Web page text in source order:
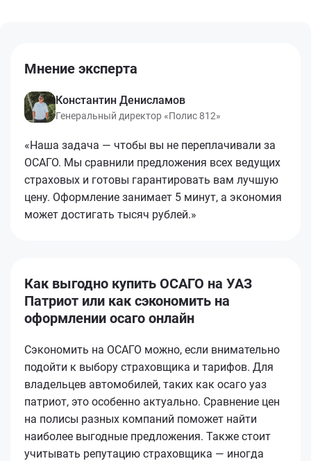
Мнение эксперта
Константин Денисламов
Генеральный директор «Полис 812»
«Наша задача — чтобы вы не переплачивали за
ОСАГО. Мы сравнили предложения всех ведущих
страховых и готовы гарантировать вам лучшую
цену. Оформление занимает 5 минут, а экономия
может достигать тысяч рублей.»
Как выгодно купить ОСАГО на УАЗ
Патриот или как сэкономить на
оформлении осаго онлайн
Сэкономить на ОСАГО можно, если внимательно
подойти к выбору страховщика и тарифов. Для
владельцев автомобилей, таких как осаго уаз
патриот, это особенно актуально. Сравнение цен
на полисы разных компаний поможет найти
наиболее выгодные предложения. Также стоит
учитывать репутацию страховщика — иногда